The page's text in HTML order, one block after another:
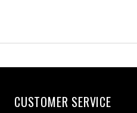
CUSTOMER SERVICE